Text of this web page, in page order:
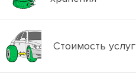
Стоимость услуг